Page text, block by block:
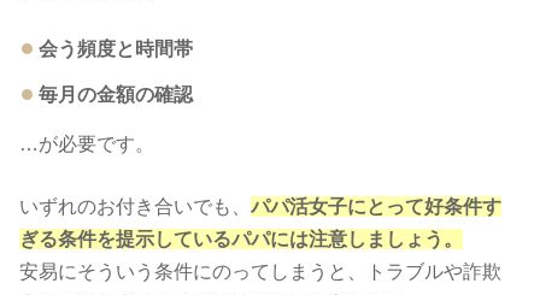
会う頻度と時間帯
毎月の金額の確認
…が必要です。
いずれのお付き合いでも、パパ活女子にとって好条件す
ぎる条件を提示しているパパには注意しましょう。
安易にそういう条件にのってしまうと、トラブルや詐欺